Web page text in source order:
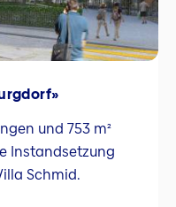
und 753 m²
Instandsetzung
Schmid.